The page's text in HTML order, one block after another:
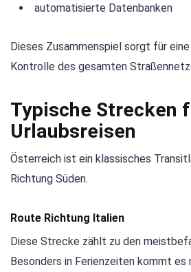
automatisierte Datenbanken
Dieses Zusammenspiel sorgt für
Kontrolle des gesamten
Typische Strecken
Urlaubsreisen
Österreich ist ein klassisches
Richtung Süden.
Route Richtung Italien
Diese Strecke zählt zu den
Besonders in Ferienzeiten kommt es